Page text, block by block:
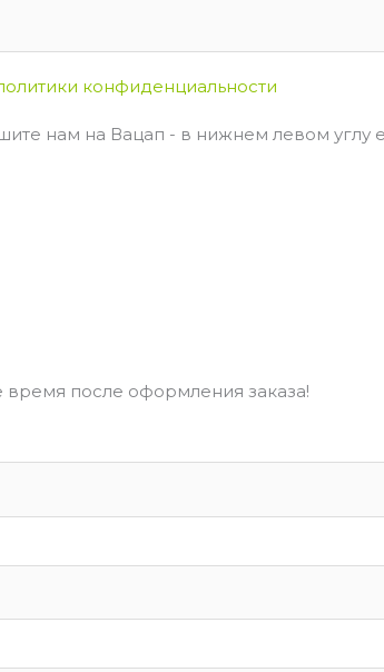
конфиденциальности
нам на Вацап - в нижнем левом
после оформления заказа!